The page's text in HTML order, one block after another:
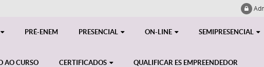
PRÉ-ENEM PRESENCIAL ON-LINE SEMIPRESENCIAL
AO CURSO CERTIFICADOS QUALIFICAR ES EMPREENDEDOR